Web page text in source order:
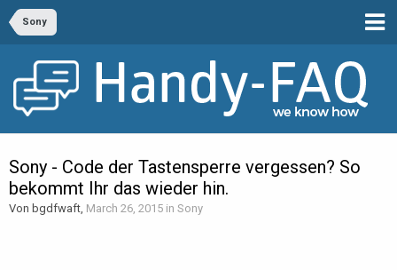
Sony
Sony - Code der Tastensperre vergessen? So
bekommt Ihr das wieder hin.
Von bgdfwaft, March 26, 2015 in Sony